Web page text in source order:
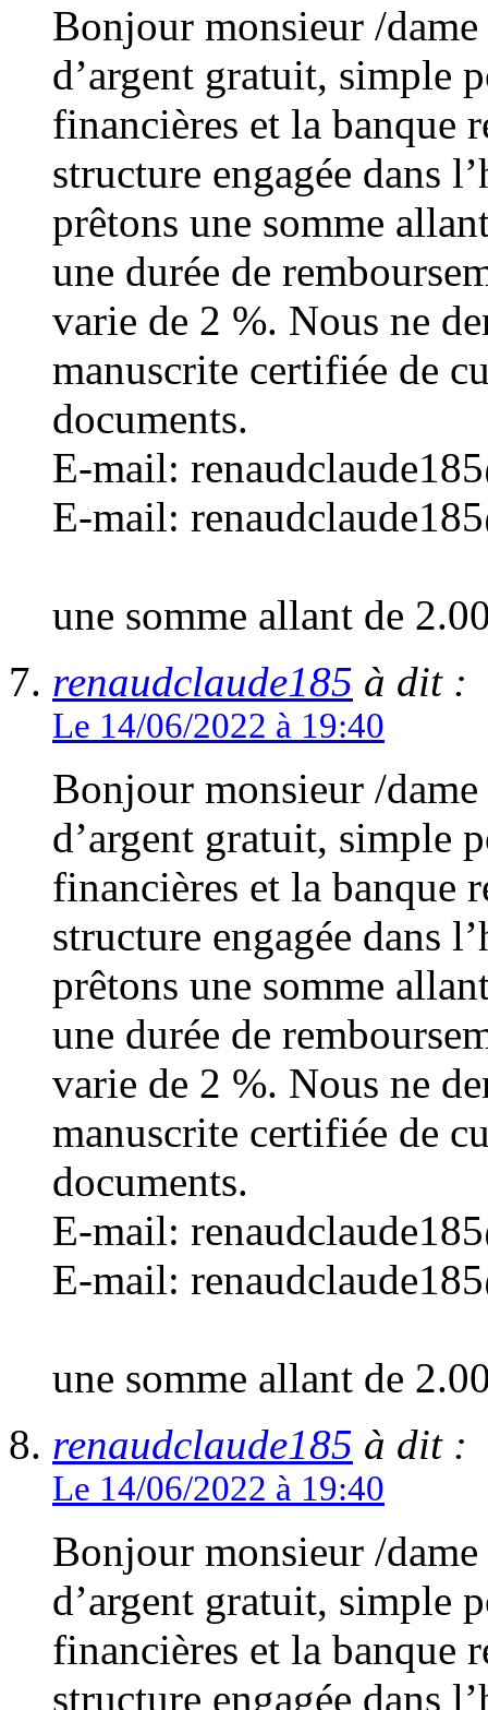
Bonjour monsieur /dame
d’argent gratuit, simple
financières et la banque
structure engagée dans
prêtons une somme
une durée de
varie de 2 %. Nous ne
manuscrite certifiée de
documents.
E-mail:
E-mail:
une somme allant de
renaudclaude185 à dit :
Le 14/06/2022 à 19:40
Bonjour monsieur /dame
d’argent gratuit, simple
financières et la banque
structure engagée dans
prêtons une somme
une durée de
varie de 2 %. Nous ne
manuscrite certifiée de
documents.
E-mail:
E-mail:
une somme allant de
renaudclaude185 à dit :
Le 14/06/2022 à 19:40
Bonjour monsieur /dame
d’argent gratuit, simple
financières et la banque
structure engagée dans